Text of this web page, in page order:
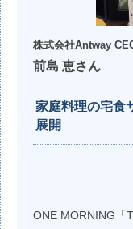
株式会社Antway
前島 恵さん
家庭料理の宅食
展開
ONE MORNING「